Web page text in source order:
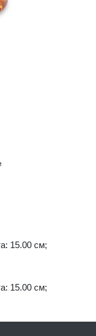
15.00 см;
15.00 см;